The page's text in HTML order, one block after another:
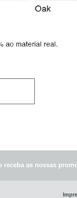
receba as nossas